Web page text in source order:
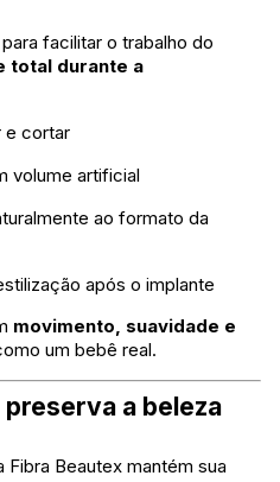
facilitar o trabalho do
total durante a
e cortar
volume artificial
ao formato da
após o implante
movimento, suavidade e
um bebê real.
preserva a beleza
Beautex mantém sua